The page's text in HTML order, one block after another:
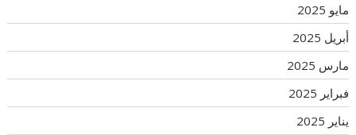
مايو 2025
أبريل 2025
مارس 2025
فبراير 2025
يناير 2025